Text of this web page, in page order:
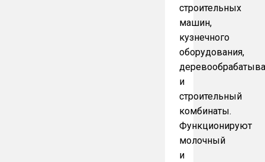
строительных
машин,
кузнечного
оборудования,
и
строительный
комбинаты.
Функционируют
молочный
и